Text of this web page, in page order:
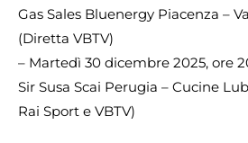
Gas Sales Bluenergy Piacenza –
(Diretta VBTV)
– Martedì 30 dicembre 2025, ore
Sir Susa Scai Perugia – Cucine
Rai Sport e VBTV)